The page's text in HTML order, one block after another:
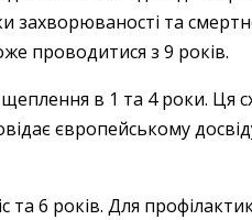
та
проводитися з 9 років.
в 1 та 4 роки. Ця
європейському
та 6 років. Для